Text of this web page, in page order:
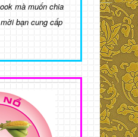
mà muốn chia
bạn cung cấp